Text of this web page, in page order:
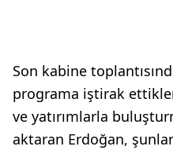
Son kabine
programa iştirak
ve yatırımlarla
aktaran Erdoğan,